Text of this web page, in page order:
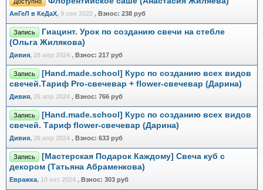
АнГеЛ в КеДаХ, 9 сен 2022 , Взнос: 238 руб
Запись
Гиацинт. Урок по созданию свечи на стебле
(Ольга Жилякова)
Дивия, 28 апр 2024 , Взнос: 217 руб
Запись
[Hand.made.school] Курс по созданию всех видов
свечей.Тариф Pro-свечевар + flower-свечевар (Дарина)
Дивия, 26 апр 2024 , Взнос: 766 руб
Запись
[Hand.made.school] Курс по созданию всех видов
свечей. Тариф flower-свечевар (Дарина)
Дивия, 26 апр 2024 , Взнос: 633 руб
Запись
[Мастерская Подарок Каждому] Свеча куб с
декором (Татьяна Абраменкова)
Евражкa, 10 окт 2024 , Взнос: 303 руб